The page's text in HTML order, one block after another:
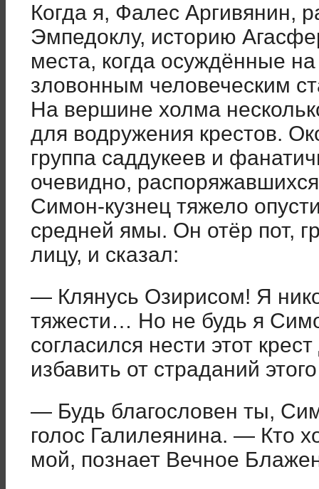
Когда я, Фалес Аргивянин,
Эмпедоклу, историю
места, когда осуждённые
зловонным человеческим
На вершине холма
для водружения крестов.
группа саддукеев и
очевидно,
Симон-кузнец тяжело
средней ямы. Он отёр пот,
лицу, и сказал:
— Клянусь Озирисом! Я
тяжести… Но не будь я
согласился нести этот
избавить от страданий
— Будь благословен ты,
голос Галилеянина. — Кто
мой, познает Вечное